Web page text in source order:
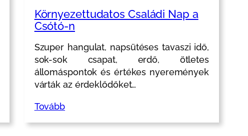
Környezettudatos Családi Nap a
Csótó-n
Szuper hangulat, napsütéses tavaszi idő,
sok-sok csapat, erdő, ötletes
állomáspontok és értékes nyeremények
várták az érdeklődőket…
Tovább